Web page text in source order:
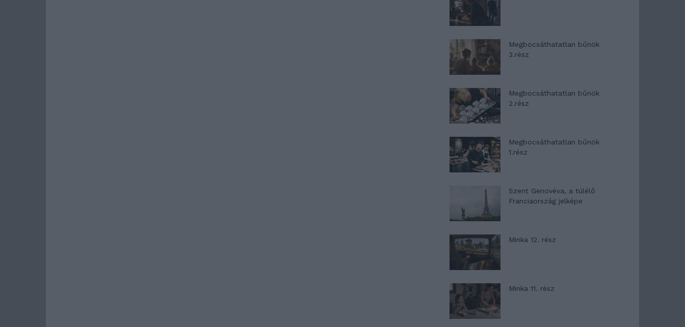
Megbocsáthatatlan bűnök
3.rész
Megbocsáthatatlan bűnök
2.rész
Megbocsáthatatlan bűnök
1.rész
Szent Genovéva, a túlélő
Franciaország jelképe
Minka 12. rész
Minka 11. rész